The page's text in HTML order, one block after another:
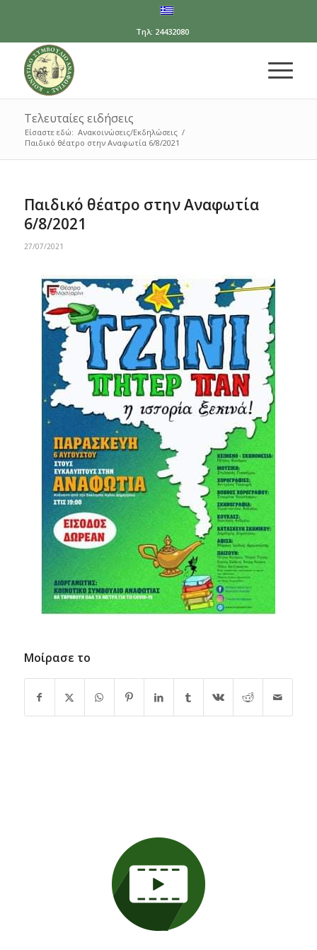
Τηλ: 24432080
Τελευταίες ειδήσεις
Είσαστε εδώ: Ανακοινώσεις/Εκδηλώσεις /
Παιδικό θέατρο στην Αναφωτία 6/8/2021
Παιδικό θέατρο στην Αναφωτία
6/8/2021
27/07/2021
Μοίρασε το